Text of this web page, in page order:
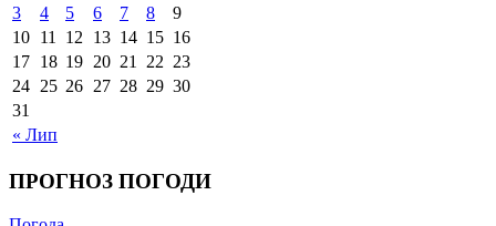
« Лип
3
4 5 6 7 8
9
10 11 12 13 14 15 16
17 18 19 20 21 22 23
24 25 26 27 28 29 30
31
ПРОГНОЗ ПОГОДИ